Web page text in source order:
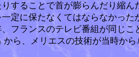
することで首が膨らんだり縮
定に保たなくてはならなかった
フランスのテレビ番組が同じ
から、メリエスの技術が当時から